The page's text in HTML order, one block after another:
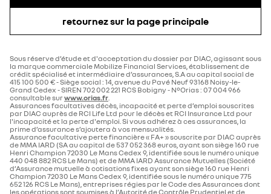
retournez sur la page principale
Sous réserve d’étude et d'acceptation du dossier par DIAC, agissant sous
la marque commerciale Mobilize Financial Services, établissement de
crédit spécialisé et intermédiaire d’assurances, S.A au capital social de
415 100 500 € - Siège social : 14, avenue du Pavé Neuf 93168 Noisy-le-
Grand Cedex - SIREN 702 002 221 RCS Bobigny - N°Orias : 07 004 966
consultable surwww.orias.fr.
Assurances facultatives décès, incapacité et perte d’emploi souscrites
par DIAC auprès de RCI Life Ltd pour le décès et RCI Insurance Ltd pour
l'incapacité et la perte d'emploi. Si vous adhérez à ces assurances, la
prime d’assurance s’ajoutera à vos mensualités.
Assurance facultative perte financière « FA+ » souscrite par DIAC auprès
de MMA IARD (SA au capital de 537 052 368 euros, ayant son siège 160 rue
Henri Champion 72030 Le Mans Cedex 9, identifiée sous le numéro unique
440 048 882 RCS Le Mans) et de MMA IARD Assurance Mutuelles (Société
d’Assurance mutuelle à cotisations fixes ayant son siège 160 rue Henri
Champion 72030 Le Mans Cedex 9, identifiée sous le numéro unique 775
652 126 RCS Le Mans), entreprises régies par le Code des Assurances dont
les opérations sont soumises à l’Autorité de Contrôle Prudentiel et de